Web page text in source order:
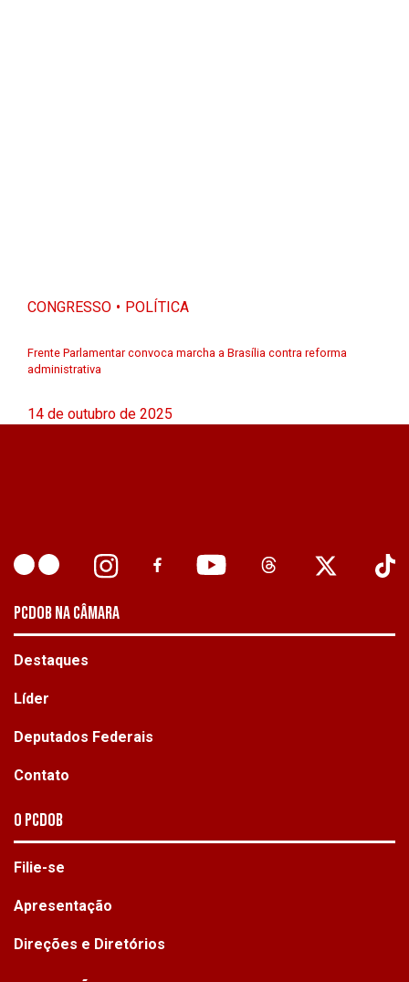
CONGRESSO POLÍTICA
Frente Parlamentar convoca marcha a Brasília contra reforma
administrativa
14 de outubro de 2025
PCDOB NA CÂMARA
Destaques
Líder
Deputados Federais
Contato
O PCdoB
Filie-se
Apresentação
Direções e Diretórios